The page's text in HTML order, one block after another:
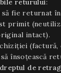
returului:
fie returnat
primit
intact).
(factură,
însoțească
de